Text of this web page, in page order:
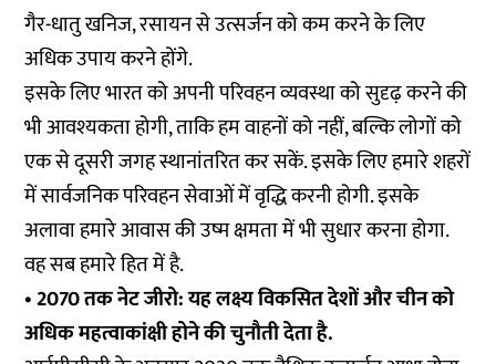
गैर-धातु खनिज, रसायन से उत्सर्जन को कम करने के लिए
अधिक उपाय करने होंगे.
इसके लिए भारत को अपनी परिवहन व्यवस्था को सुदृढ़ करने की
भी आवश्यकता होगी, ताकि हम वाहनों को नहीं, बल्कि लोगों को
एक से दूसरी जगह स्थानांतरित कर सकें. इसके लिए हमारे शहरों
में सार्वजनिक परिवहन सेवाओं में वृद्धि करनी होगी. इसके
अलावा हमारे आवास की उष्म क्षमता में भी सुधार करना होगा.
वह सब हमारे हित में है.
• 2070 तक नेट जीरो: यह लक्ष्य विकसित देशों और चीन को
अधिक महत्वाकांक्षी होने की चुनौती देता है.